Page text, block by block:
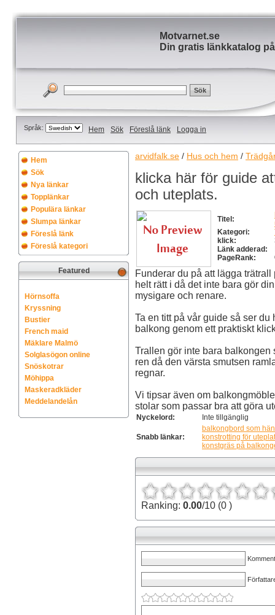
Motvarnet.se
Din gratis länkkatalog
Språk: Hem Sök Föreslå länk Logga in
Hem
Sök
Nya länkar
Topplänkar
Populära länkar
Slumpa länkar
Föreslå länk
Föreslå kategori
Featured
Hörnsoffa
Kryssning
Bustier
French maid
Mäklare Malmö
Solglasögon online
Snöskotrar
Möhippa
Maskeradkläder
Meddelandelån
arvidfalk.se / Hus och hem /
klicka här för guide
och uteplats.
Titel:
Kategori:
klick:
Länk adderad:
PageRank:
Funderar du på att lägga
helt rätt i då det inte bara gör
mysigare och renare.
Ta en titt på vår guide så ser
balkong genom ett praktiskt
Trallen gör inte bara balkongen
ren då den värsta smutsen
regnar.
Vi tipsar även om
stolar som passar bra att göra
Nyckelord: Inte tillgänglig
Snabb länkar:
balkongbord som
konstrotting för
konstgräs på
Ranking: 0.00/10 (0 )